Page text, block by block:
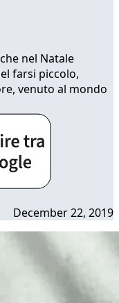
nel Natale
farsi piccolo,
venuto al mondo
December 22, 2019